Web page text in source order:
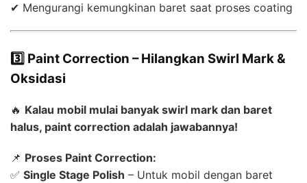
✔ Mengurangi kemungkinan baret saat proses coating
3️⃣ Paint Correction – Hilangkan Swirl Mark &
Oksidasi
🔥 Kalau mobil mulai banyak swirl mark dan baret
halus, paint correction adalah jawabannya!
📌 Proses Paint Correction:
✅ Single Stage Polish – Untuk mobil dengan baret